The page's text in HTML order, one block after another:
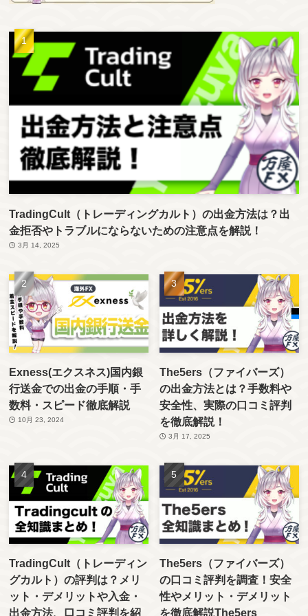
TradingCult（トレーディングカルト）の出金方法は？出
金拒否やトラブルにならないための注意点を解説！
3月 14, 2025
Exness(エクスネス)国内銀
行送金での出金の手順・手
数料・スピード徹底解説
10月 23, 2024
The5ers（ファイバーズ）
の出金方法とは？手数料や
安全性、実際の口コミ評判
を徹底解説！
3月 17, 2025
TradingCult（トレーディン
グカルト）の評判は？メリ
ット・デメリットや入金・
出金方法、口コミ評判を紹
The5ers（ファイバーズ）
の口コミ評判を調査！安全
性やメリット・デメリット
を徹底解説The5ers